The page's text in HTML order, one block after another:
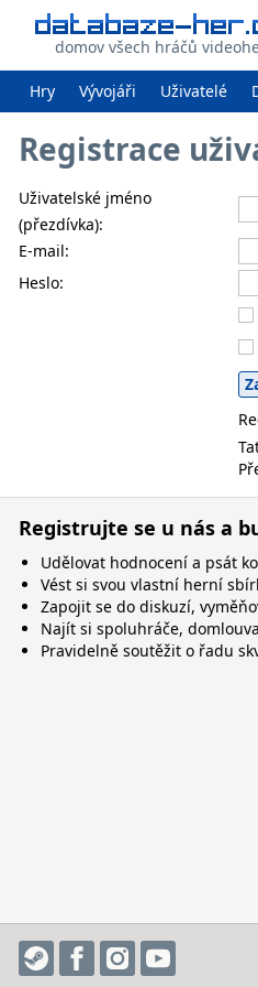
domov všech hráčů
Hry Vývojáři Uživatelé
Registrace
Uživatelské jméno
(přezdívka):
E-mail:
Heslo:
Registrujte se u nás a
Udělovat hodnocení a psát
Vést si svou vlastní herní
Zapojit se do diskuzí,
Najít si spoluhráče,
Pravidelně soutěžit o řadu